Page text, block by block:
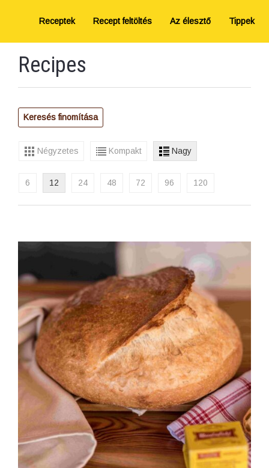
Receptek Recept feltöltés Az élesztő Tippek
Recipes
Keresés finomítása
Négyzetes Kompakt Nagy
6 12 24 48 72 96 120